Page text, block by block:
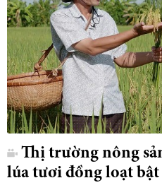
Thị trường nông
lúa tươi đồng loạt bật